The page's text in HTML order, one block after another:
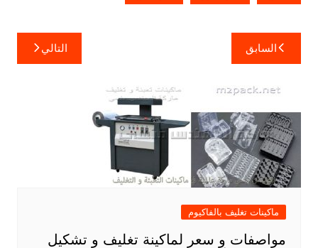
تصفّح
المقالات
السابق التالي
ماكينات تغليف بالفاكيوم
مواصفات و سعر لماكينة تغليف و تشكيل